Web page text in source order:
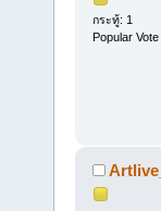
กระทู้: 1
Popular Vote